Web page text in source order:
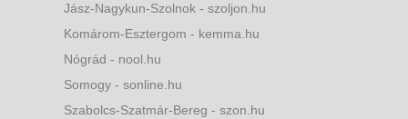
Jász-Nagykun-Szolnok - szoljon.hu
Komárom-Esztergom - kemma.hu
Nógrád - nool.hu
Somogy - sonline.hu
Szabolcs-Szatmár-Bereg - szon.hu